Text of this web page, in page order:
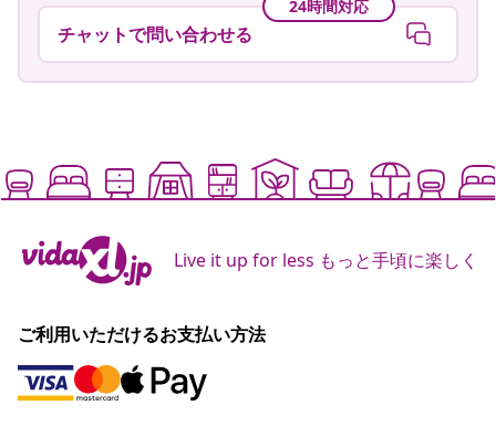
24時間対応
チャットで問い合わせる
Live it up for less もっと手頃に楽しく
ご利用いただけるお支払い方法